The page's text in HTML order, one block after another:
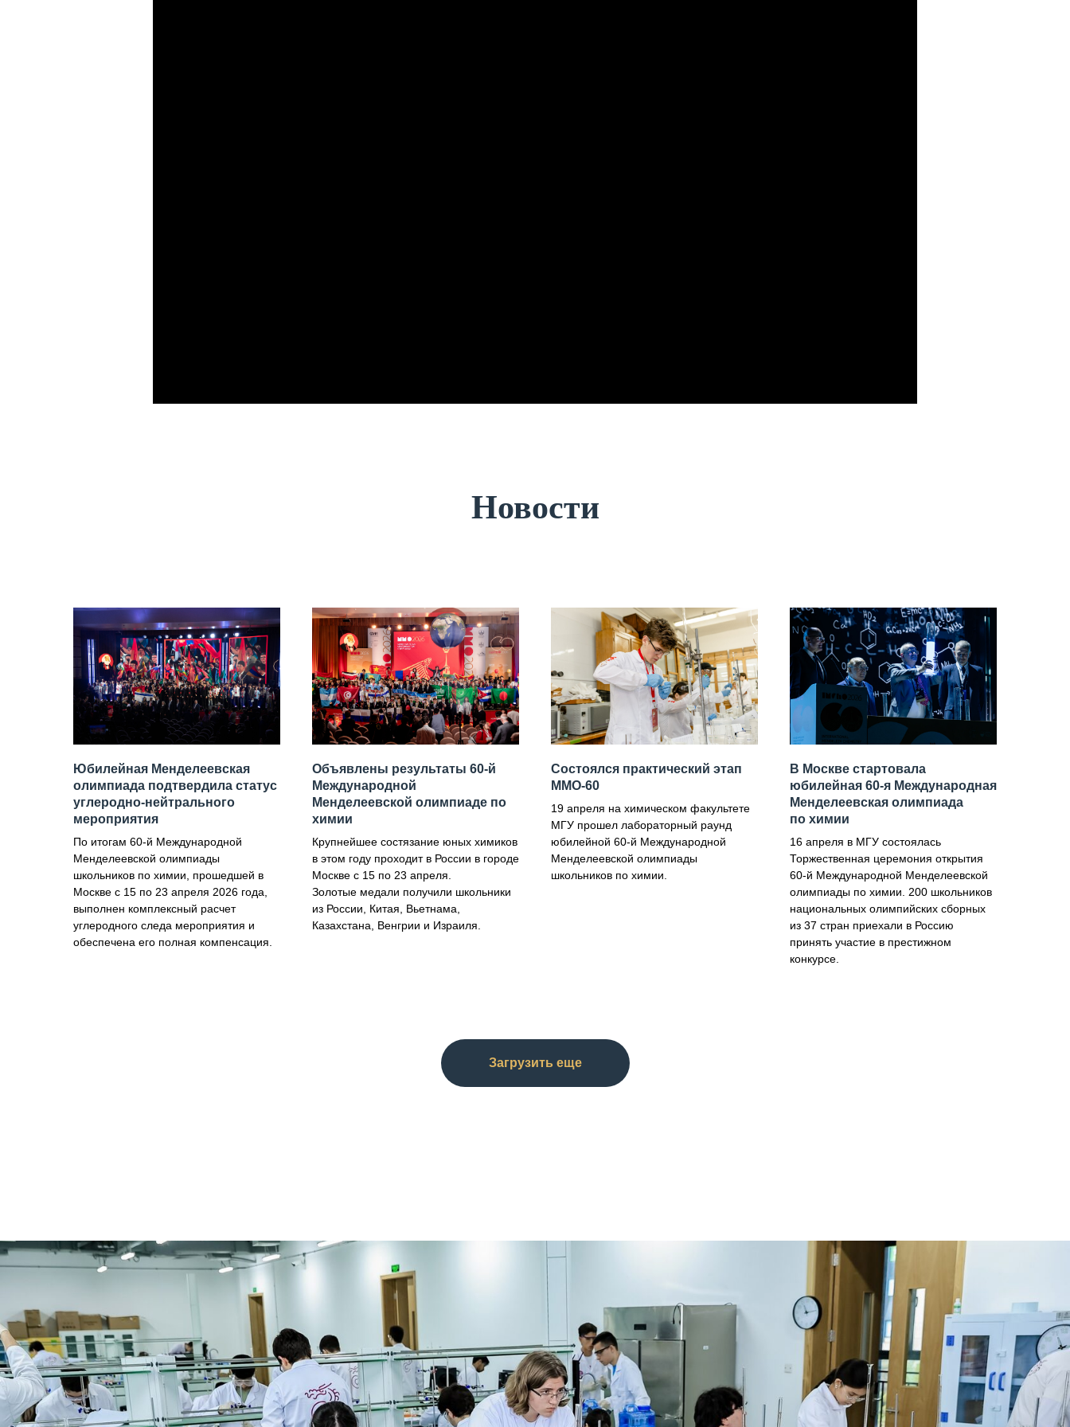
Новости
Юбилейная Менделеевская
олимпиада подтвердила статус
углеродно-нейтрального
мероприятия
По итогам 60-й Международной
Менделеевской олимпиады
школьников по химии, прошедшей в
Москве с 15 по 23 апреля 2026 года,
выполнен комплексный расчет
углеродного следа мероприятия и
обеспечена его полная компенсация.
Объявлены результаты 60-й
Международной
Менделеевской олимпиаде по
химии
Крупнейшее состязание юных химиков
в этом году проходит в России в городе
Москве с 15 по 23 апреля.
Золотые медали получили школьники
из России, Китая, Вьетнама,
Казахстана, Венгрии и Израиля.
Состоялся практический этап
ММО-60
19 апреля на химическом факультете
МГУ прошел лабораторный раунд
юбилейной 60-й Международной
Менделеевской олимпиады
школьников по химии.
В Москве стартовала
юбилейная 60‑я Международная
Менделеевская олимпиада
по химии
16 апреля в МГУ состоялась
Торжественная церемония открытия
60-й Международной Менделеевской
олимпиады по химии. 200 школьников
национальных олимпийских сборных
из 37 стран приехали в Россию
принять участие в престижном
конкурсе.
Загрузить еще